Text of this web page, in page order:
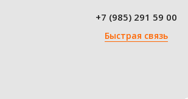
+7 (985) 291 59 00
Быстрая связь